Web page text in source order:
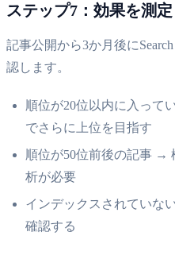
ステップ7：効果を測
記事公開から3か月後に
認します。
順位が20位以内に入って
でさらに上位を目指す
順位が50位前後の記事 →
析が必要
インデックスされていな
確認する